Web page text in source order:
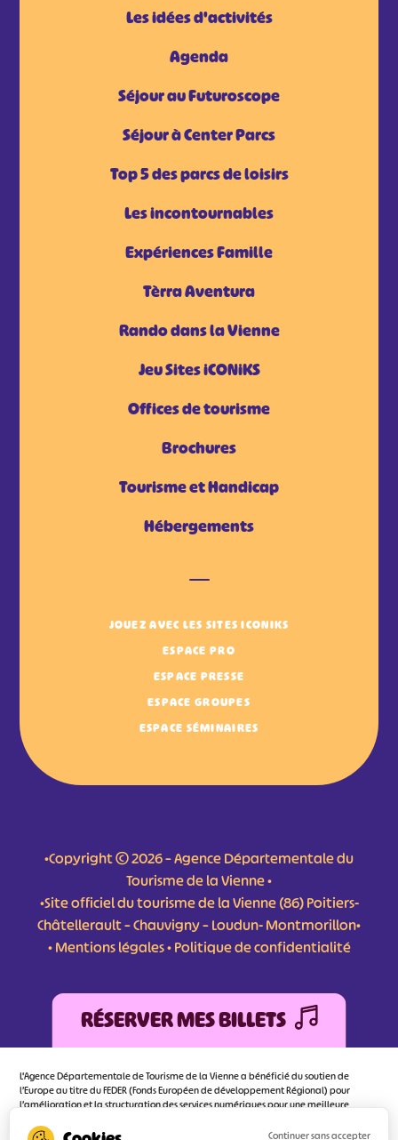
Les idées d'activités
Agenda
Séjour au Futuroscope
Séjour à Center Parcs
Top 5 des parcs de loisirs
Les incontournables
Expériences Famille
Tèrra Aventura
Rando dans la Vienne
Jeu Sites iCONiKS
Offices de tourisme
Brochures
Tourisme et Handicap
Hébergements
JOUEZ AVEC LES SITES ICONIKS
ESPACE PRO
ESPACE PRESSE
ESPACE GROUPES
ESPACE SÉMINAIRES
•Copyright © 2026 – Agence Départementale du
Tourisme de la Vienne •
•Site officiel du tourisme de la Vienne (86) Poitiers-
Châtellerault – Chauvigny – Loudun- Montmorillon•
•Mentions légales•Politique de confidentialité
RÉSERVER MES BILLETS
L'Agence Départementale de Tourisme de la Vienne a bénéficié du soutien de
l’Europe au titre du FEDER (Fonds Européen de développement Régional) pour
l’amélioration et la structuration des services numériques pour une meilleure
d’orienter au mieux le visiteur.
Continuer sans accepter